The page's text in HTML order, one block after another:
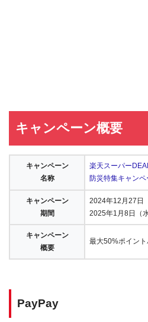
キャンペーン概要
キャンペーン
名称
楽天スーパー
防災特集キャンペ
キャンペーン
期間
2024年12月27日
2025年1月8日（
キャンペーン
概要
最大50%ポイント
PayPay